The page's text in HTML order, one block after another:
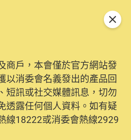
商戶，本會僅於官方網站發
以消委會名義發出的產品回
短訊或社交媒體訊息，切勿
透露任何個人資料。如有疑
線18222或消委會熱線2929
關閉